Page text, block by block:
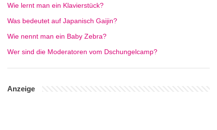
Wie lernt man ein Klavierstück?
Was bedeutet auf Japanisch Gaijin?
Wie nennt man ein Baby Zebra?
Wer sind die Moderatoren vom Dschungelcamp?
Anzeige